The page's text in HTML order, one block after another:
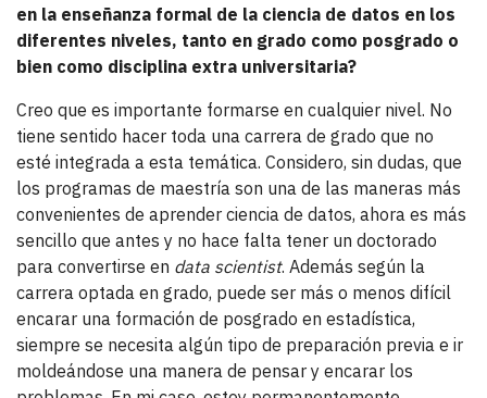
en la enseñanza formal de la ciencia de datos en los
diferentes niveles, tanto en grado como posgrado o
bien como disciplina extra universitaria?
Creo que es importante formarse en cualquier nivel. No
tiene sentido hacer toda una carrera de grado que no
esté integrada a esta temática. Considero, sin dudas, que
los programas de maestría son una de las maneras más
convenientes de aprender ciencia de datos, ahora es más
sencillo que antes y no hace falta tener un doctorado
para convertirse en data scientist. Además según la
carrera optada en grado, puede ser más o menos difícil
encarar una formación de posgrado en estadística,
siempre se necesita algún tipo de preparación previa e ir
moldeándose una manera de pensar y encarar los